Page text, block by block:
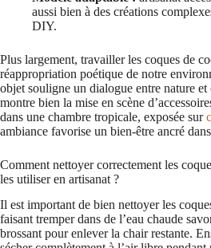
aussi bien à des créations
DIY.
Plus largement, travailler les coques de
réappropriation poétique de notre
objet souligne un dialogue entre nature
montre bien la mise en scène
dans une chambre tropicale, exposée sur
ambiance favorise un bien-être ancré
Comment nettoyer correctement les
les utiliser en artisanat ?
Il est important de bien nettoyer les
faisant tremper dans de l’eau chaude
brossant pour enlever la chair restante.